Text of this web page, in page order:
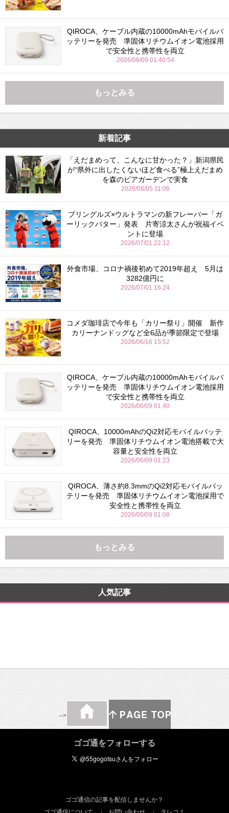
QIROCA、ケーブル内蔵の10000mAhモバイルバ
ッテリーを発売 準固体リチウムイオン電池採用
で安全性と携帯性を両立
2026/06/09 01:40:54
もっとみる
新着記事
「えだまめって、こんなに甘かった？」新潟県民
が“県外に出したくないほど食べる”極上えだまめ
を森のビアガーデンで実食
2026/08/05 11:06
プリングルズ×ウルトラマンの新フレーバー「ガ
ーリックバター」発表 片寄涼太さんが祝福イベ
ントに登場
2026/07/01 22:12
外食市場、コロナ禍後初めて2019年超え 5月は
3282億円に
2026/07/01 16:24
コメダ珈琲店で今年も「カリー祭り」開催 新作
カリーナンドッグなど全6品が季節限定で登場
2026/06/16 15:52
QIROCA、ケーブル内蔵の10000mAhモバイルバ
ッテリーを発売 準固体リチウムイオン電池採用
で安全性と携帯性を両立
2026/06/09 01:40
QIROCA、10000mAhのQi2対応モバイルバッテ
リーを発売 準固体リチウムイオン電池搭載で大
容量と安全性を両立
2026/06/09 01:23
QIROCA、薄さ約8.3mmのQi2対応モバイルバッ
テリーを発売 準固体リチウムイオン電池採用で
安全性と携帯性を両立
2026/06/09 01:08
もっとみる
人気記事
-->
ゴゴ通をフォローする
ゴゴ通信の記事を配信しませんか？